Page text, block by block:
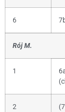
6
Rój M.
1
2